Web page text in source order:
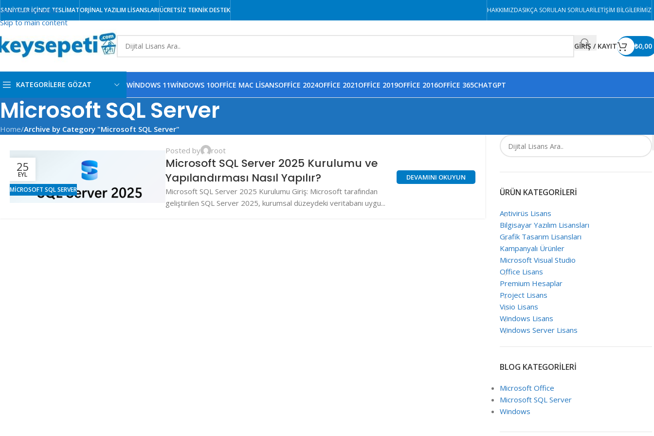
Skip to navigation
Skip to main content
SANİYELER İÇİNDE TESLİMATORJİNAL YAZILIM LİSANSLARIÜCRETSİZ TEKNİK DESTEK HAKKIMIZDASIKÇA SORULAN SORULARİLETIŞIM BILGILERIMIZ
GİRİŞ / KAYIT ₺0,00
KATEGORİLERE GÖZAT
Windows 11
Windows 10
Windows 8
Windows 7
WINDOWS 11WINDOWS 10OFFICE MAC LISANSOFFICE 2024OFFICE 2021OFFICE 2019OFFICE 2016OFFICE 365CHATGPT
Microsoft SQL Server
Home/Archive by Category "Microsoft SQL Server"
25
EYL
MICROSOFT SQL SERVER
Posted by root
Microsoft SQL Server 2025 Kurulumu ve
Yapılandırması Nasıl Yapılır?
Microsoft SQL Server 2025 Kurulumu Giriş: Microsoft tarafından
geliştirilen SQL Server 2025, kurumsal düzeydeki veritabanı uygu...
DEVAMINI OKUYUN
ÜRÜN KATEGORILERI
Antivirüs Lisans
Bilgisayar Yazılım Lisansları
Grafik Tasarım Lisansları
Kampanyalı Ürünler
Microsoft Visual Studio
Office Lisans
Premium Hesaplar
Project Lisans
Visio Lisans
Windows Lisans
Windows Server Lisans
BLOG KATEGORİLERİ
Microsoft Office
Microsoft SQL Server
Windows